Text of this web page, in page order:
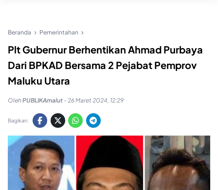
Beranda Pemerintahan
Plt Gubernur Berhentikan Ahmad Purbaya
Dari BPKAD Bersama 2 Pejabat Pemprov
Maluku Utara
OlehPUBLIKAmalut - 26 Maret 2024, 12:29
Bagikan: